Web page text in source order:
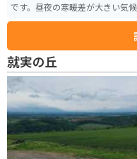
です。昼夜の寒暖差が大きい気
育ち、収穫期にはイベントや特
魅力のひとつです。のどかな田
ゆったり過ごせます。バイクで
路や景色を楽しめるルートが多
めのスポットです。
就実の丘